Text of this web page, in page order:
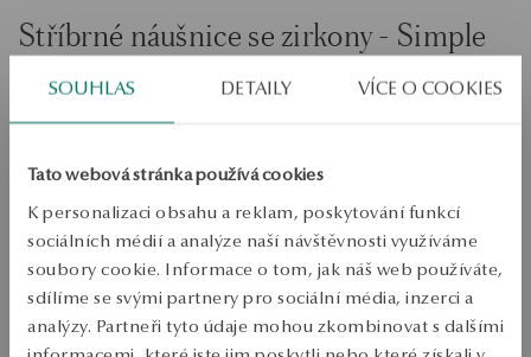
SOUHLAS DETAILY VÍCE O COOKIES
Tato webová stránka používá cookies
K personalizaci obsahu a reklam, poskytování funkcí
sociálních médií a analýze naší návštěvnosti využíváme
soubory cookie. Informace o tom, jak náš web používáte,
sdílíme se svými partnery pro sociální média, inzerci a
analýzy. Partneři tyto údaje mohou zkombinovat s dalšími
Stříbrné náušnice se zirkony - Simple
Ověřte si dostupnost na prodejně
Odeslání:1pracovní dny
Doprava zdarma od 1700 Kč
Bezplatné vrácení až do 100 dnů v YES Clubu
PODROBNOSTI